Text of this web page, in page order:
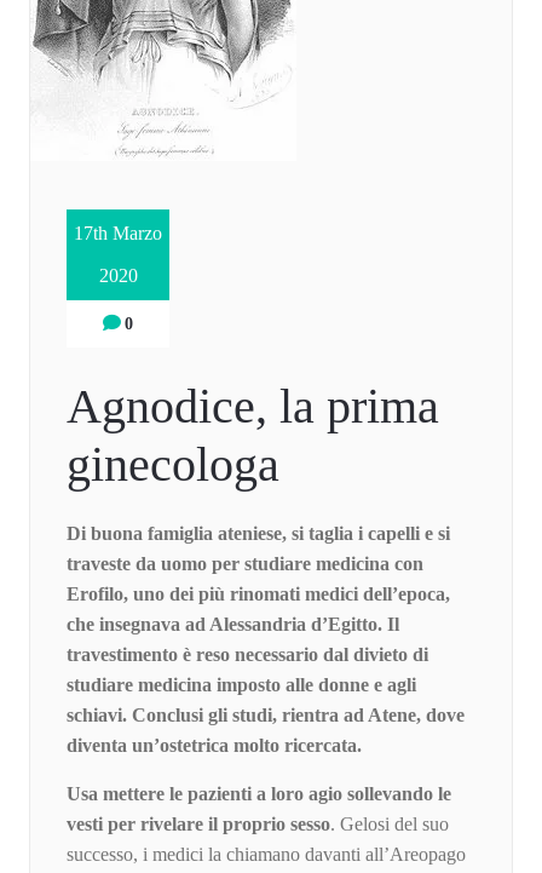
17th Marzo
2020
0
Agnodice, la prima
ginecologa
Di buona famiglia ateniese, si taglia i capelli e si
traveste da uomo per studiare medicina con
Erofilo, uno dei più rinomati medici dell’epoca,
che insegnava ad Alessandria d’Egitto. Il
travestimento è reso necessario dal divieto di
studiare medicina imposto alle donne e agli
schiavi. Conclusi gli studi, rientra ad Atene, dove
diventa un’ostetrica molto ricercata.
Usa mettere le pazienti a loro agio sollevando le
vesti per rivelare il proprio sesso. Gelosi del suo
successo, i medici la chiamano davanti all’Areopago